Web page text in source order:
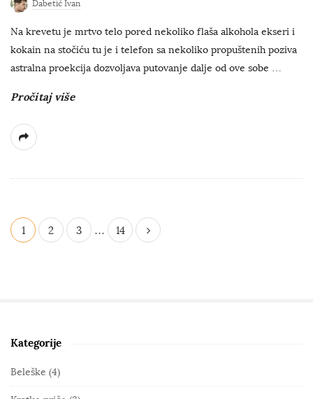
Dabetić Ivan
Na krevetu je mrtvo telo pored nekoliko flaša alkohola ekseri i
kokain na stočiću tu je i telefon sa nekoliko propuštenih poziva
astralna proekcija dozvoljava putovanje dalje od ove sobe …
Pročitaj više
P
o
a
i
1 2 3 … 14
S
i
Kategorije
Beleške (4)